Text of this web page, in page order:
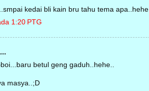
kedai bli kain bru tahu tema apa..hehe
1:20 PTG
betul geng gaduh..hehe..
masya..;D